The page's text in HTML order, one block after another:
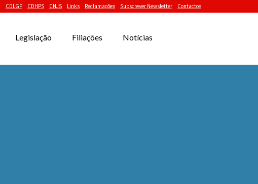
CDLGP CDHPS CNJS Links Reclamações Subscrever Newsletter Contactos
Legislação Filiações Notícias